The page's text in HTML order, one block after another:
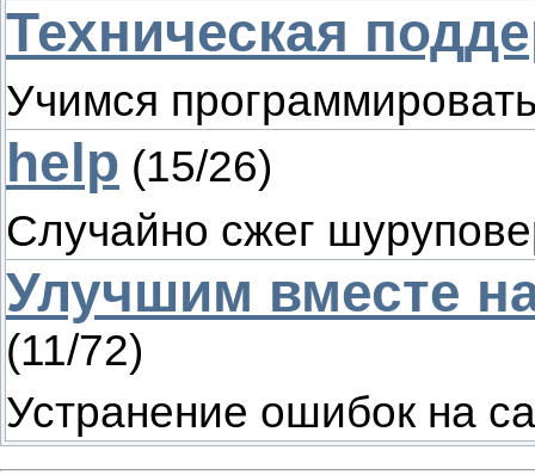
Техническая
Учимся
help (15/26)
Случайно сжег
Улучшим вместе
(11/72)
Устранение ошибок на